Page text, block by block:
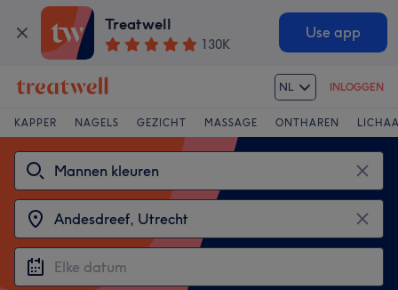
Treatwell
130K
Use app
NL INLOGGEN
KAPPER NAGELS GEZICHT MASSAGE ONTHAREN